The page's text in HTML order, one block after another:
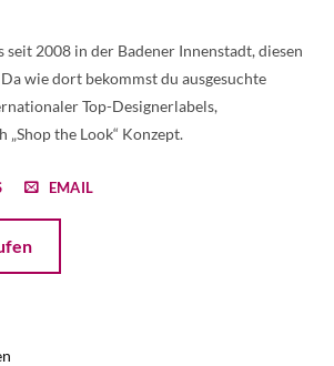
seit 2008 in der Badener Innenstadt, diesen
wie dort bekommst du ausgesuchte
Top-Designerlabels,
„Shop the Look“ Konzept.
EMAIL